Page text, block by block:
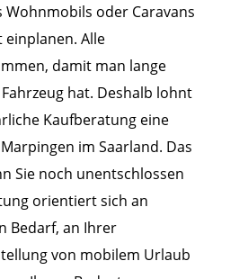
Wohnmobils oder Caravans
einplanen. Alle
damit man lange
hat. Deshalb lohnt
Kaufberatung eine
im Saarland. Das
Sie noch unentschlossen
orientiert sich an
Bedarf, an Ihrer
von mobilem Urlaub